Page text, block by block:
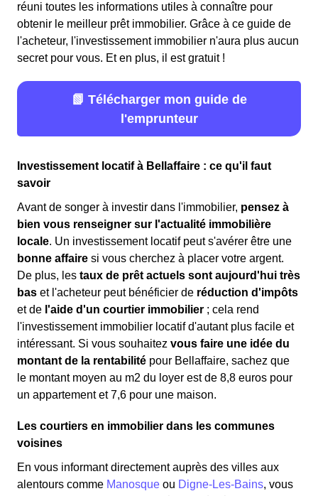
réuni toutes les informations utiles à connaître pour
obtenir le meilleur prêt immobilier. Grâce à ce guide de
l'acheteur, l'investissement immobilier n'aura plus aucun
secret pour vous. Et en plus, il est gratuit !
📗 Télécharger mon guide de
l'emprunteur
Investissement locatif à Bellaffaire : ce qu'il faut
savoir
Avant de songer à investir dans l'immobilier, pensez à
bien vous renseigner sur l'actualité immobilière
locale. Un investissement locatif peut s'avérer être une
bonne affaire si vous cherchez à placer votre argent.
De plus, les taux de prêt actuels sont aujourd'hui très
bas et l'acheteur peut bénéficier de réduction d'impôts
et de l'aide d'un courtier immobilier ; cela rend
l'investissement immobilier locatif d'autant plus facile et
intéressant. Si vous souhaitez vous faire une idée du
montant de la rentabilité pour Bellaffaire, sachez que
le montant moyen au m2 du loyer est de 8,8 euros pour
un appartement et 7,6 pour une maison.
Les courtiers en immobilier dans les communes
voisines
En vous informant directement auprès des villes aux
alentours comme Manosque ou Digne-Les-Bains, vous